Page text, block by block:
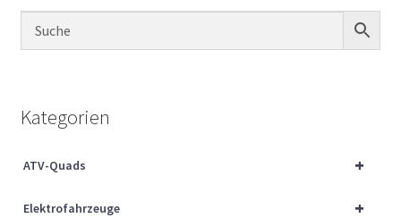
Sachs Ersatzteile
Über uns
Kategorien
+
ATV-Quads
+
Elektrofahrzeuge